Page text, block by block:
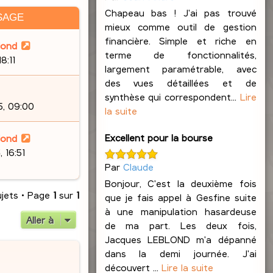
09:00
16:51
• Page 1sur 1
Aller à
Chapeau bas ! J'ai pas trouvé
mieux comme outil de gestion
financière. Simple et riche en
terme de fonctionnalités,
largement paramétrable, avec
des vues détaillées et de
synthèse qui correspondent... Lire
la suite
Excellent pour la bourse
Par Claude
Bonjour, C'est la deuxième fois
que je fais appel à Gesfine suite
à une manipulation hasardeuse
de ma part. Les deux fois,
Jacques LEBLOND m'a dépanné
dans la demi journée. J'ai
découvert ... Lire la suite